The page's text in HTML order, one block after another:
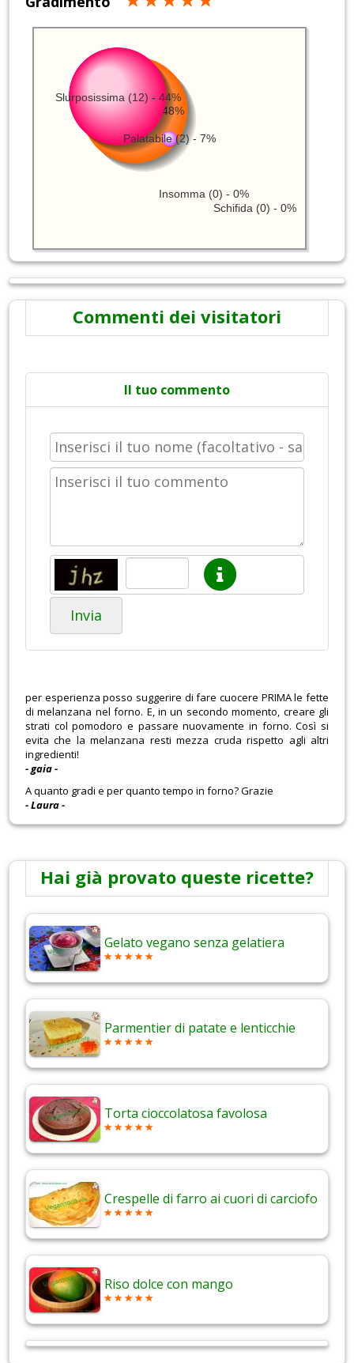
Gustosa (13) - 48%
Slurposissima (12) - 44%
Palatabile (2) - 7%
Schifida (0) - 0%
Insomma (0) - 0%
Commenti dei visitatori
Il tuo commento
Invia
per esperienza posso suggerire di fare cuocere PRIMA le fette
di melanzana nel forno. E, in un secondo momento, creare gli
strati col pomodoro e passare nuovamente in forno. Così si
evita che la melanzana resti mezza cruda rispetto agli altri
ingredienti!
- gaia -
A quanto gradi e per quanto tempo in forno? Grazie
- Laura -
Hai già provato queste ricette?
Gelato vegano senza gelatiera
Parmentier di patate e lenticchie
Torta cioccolatosa favolosa
Crespelle di farro ai cuori di carciofo
Riso dolce con mango